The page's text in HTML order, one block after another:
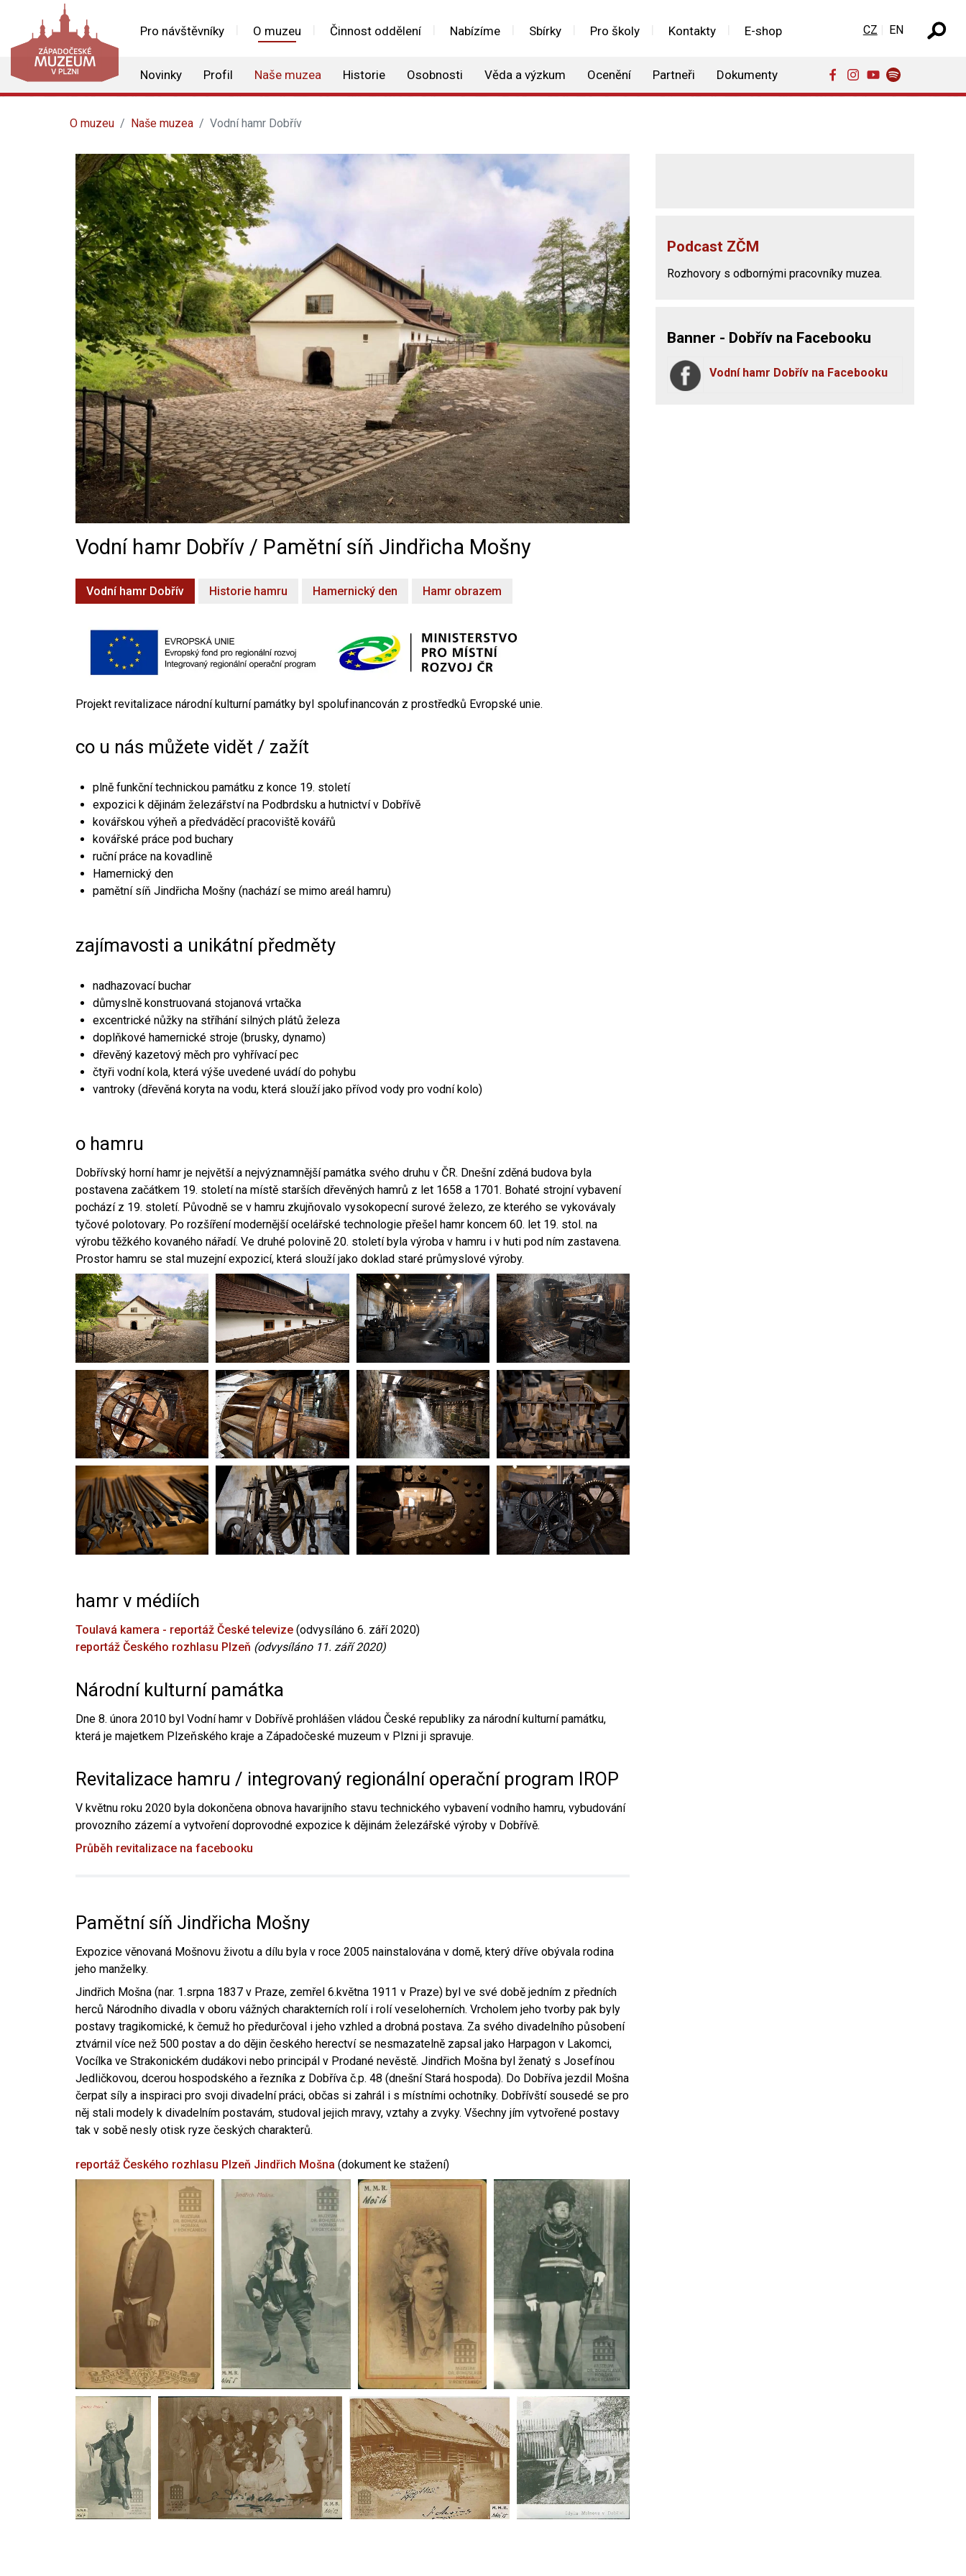
Pro návštěvníky O muzeu Činnost oddělení Nabízíme Sbírky Pro školy Kontakty E-shop
Novinky Profil Naše muzea Historie Osobnosti Věda a výzkum Ocenění Partneři Dokumenty
Zvolte jazyk
CZ EN
O muzeu Naše muzea Vodní hamr Dobřív
Vodní hamr Dobřív / Pamětní síň Jindřicha Mošny
Vodní hamr Dobřív Historie hamru Hamernický den Hamr obrazem
Projekt revitalizace národní kulturní památky byl spolufinancován z prostředků Evropské unie.
co u nás můžete vidět / zažít
plně funkční technickou památku z konce 19. století
expozici k dějinám železářství na Podbrdsku a hutnictví v Dobřívě
kovářskou výheň a předváděcí pracoviště kovářů
kovářské práce pod buchary
ruční práce na kovadlině
Hamernický den
pamětní síň Jindřicha Mošny (nachází se mimo areál hamru)
zajímavosti a unikátní předměty
nadhazovací buchar
důmyslně konstruovaná stojanová vrtačka
excentrické nůžky na stříhání silných plátů železa
doplňkové hamernické stroje (brusky, dynamo)
dřevěný kazetový měch pro vyhřívací pec
čtyři vodní kola, která výše uvedené uvádí do pohybu
vantroky (dřevěná koryta na vodu, která slouží jako přívod vody pro vodní kolo)
o hamru
Dobřívský horní hamr je největší a nejvýznamnější památka svého druhu v ČR. Dnešní zděná budova byla
postavena začátkem 19. století na místě starších dřevěných hamrů z let 1658 a 1701. Bohaté strojní vybavení
pochází z 19. století. Původně se v hamru zkujňovalo vysokopecní surové železo, ze kterého se vykovávaly
tyčové polotovary. Po rozšíření modernější ocelářské technologie přešel hamr koncem 60. let 19. stol. na
výrobu těžkého kovaného nářadí. Ve druhé polovině 20. století byla výroba v hamru i v huti pod ním zastavena.
Prostor hamru se stal muzejní expozicí, která slouží jako doklad staré průmyslové výroby.
hamr v médiích
Toulavá kamera - reportáž České televize (odvysíláno 6. září 2020)
reportáž Českého rozhlasu Plzeň (odvysíláno 11. září 2020)
Národní kulturní památka
Dne 8. února 2010 byl Vodní hamr v Dobřívě prohlášen vládou České republiky za národní kulturní památku,
která je majetkem Plzeňského kraje a Západočeské muzeum v Plzni ji spravuje.
Revitalizace hamru / integrovaný regionální operační program IROP
V květnu roku 2020 byla dokončena obnova havarijního stavu technického vybavení vodního hamru, vybudování
provozního zázemí a vytvoření doprovodné expozice k dějinám železářské výroby v Dobřívě.
Průběh revitalizace na facebooku
Pamětní síň Jindřicha Mošny
Expozice věnovaná Mošnovu životu a dílu byla v roce 2005 nainstalována v domě, který dříve obývala rodina
jeho manželky.
Jindřich Mošna (nar. 1.srpna 1837 v Praze, zemřel 6.května 1911 v Praze) byl ve své době jedním z předních
herců Národního divadla v oboru vážných charakterních rolí i rolí veseloherních. Vrcholem jeho tvorby pak byly
postavy tragikomické, k čemuž ho předurčoval i jeho vzhled a drobná postava. Za svého divadelního působení
ztvárnil více než 500 postav a do dějin českého herectví se nesmazatelně zapsal jako Harpagon v Lakomci,
Vocílka ve Strakonickém dudákovi nebo principál v Prodané nevěstě. Jindřich Mošna byl ženatý s Josefínou
Jedličkovou, dcerou hospodského a řezníka z Dobříva č.p. 48 (dnešní Stará hospoda). Do Dobříva jezdil Mošna
čerpat síly a inspiraci pro svoji divadelní práci, občas si zahrál i s místními ochotníky. Dobřívští sousedé se pro
něj stali modely k divadelním postavám, studoval jejich mravy, vztahy a zvyky. Všechny jím vytvořené postavy
tak v sobě nesly otisk ryze českých charakterů.
reportáž Českého rozhlasu Plzeň Jindřich Mošna (dokument ke stažení)
Podcast ZČM
Rozhovory s odbornými pracovníky muzea.
Banner - Dobřív na Facebooku
Vodní hamr Dobřív na Facebooku